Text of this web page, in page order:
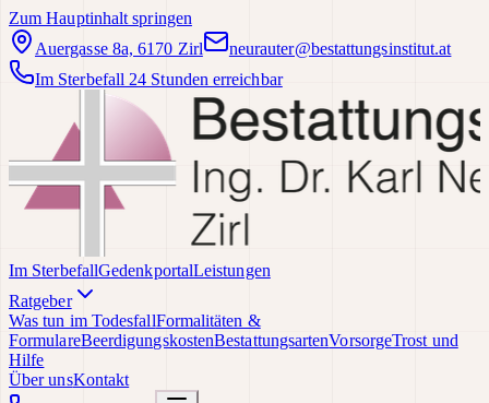
Zum Hauptinhalt springen
Auergasse 8a, 6170 Zirl
neurauter@bestattungsinstitut.at
Im Sterbefall 24 Stunden erreichbar
Im SterbefallGedenkportalLeistungen
Ratgeber
Was tun im TodesfallFormalitäten &
FormulareBeerdigungskostenBestattungsartenVorsorgeTrost und
Hilfe
Über unsKontakt